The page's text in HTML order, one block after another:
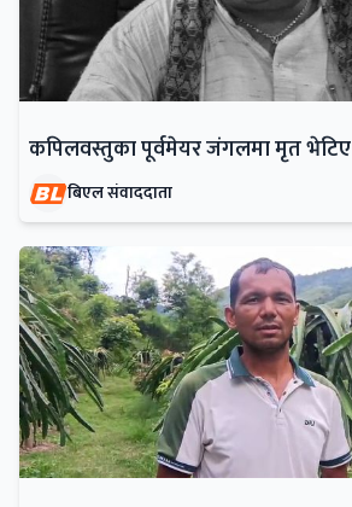
कपिलवस्तुका पूर्वमेयर जंगलमा मृत भेटिए
बिएल संवाददाता